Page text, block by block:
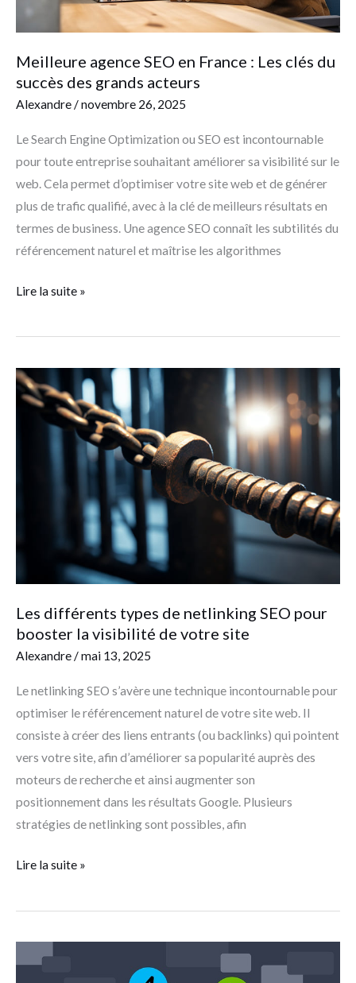
Meilleure agence SEO en France : Les clés du
succès des grands acteurs
Alexandre/novembre 26, 2025
Le Search Engine Optimization ou SEO est incontournable
pour toute entreprise souhaitant améliorer sa visibilité sur le
web. Cela permet d’optimiser votre site web et de générer
plus de trafic qualifié, avec à la clé de meilleurs résultats en
termes de business. Une agence SEO connaît les subtilités du
référencement naturel et maîtrise les algorithmes
grands
Lire la suite »
Les différents types de netlinking SEO pour
booster la visibilité de votre site
Alexandre/mai 13, 2025
Le netlinking SEO s’avère une technique incontournable pour
optimiser le référencement naturel de votre site web. Il
consiste à créer des liens entrants (ou backlinks) qui pointent
vers votre site, afin d’améliorer sa popularité auprès des
moteurs de recherche et ainsi augmenter son
positionnement dans les résultats Google. Plusieurs
stratégies de netlinking sont possibles, afin
Les
différents
types
visibilité
votre
Lire la suite »